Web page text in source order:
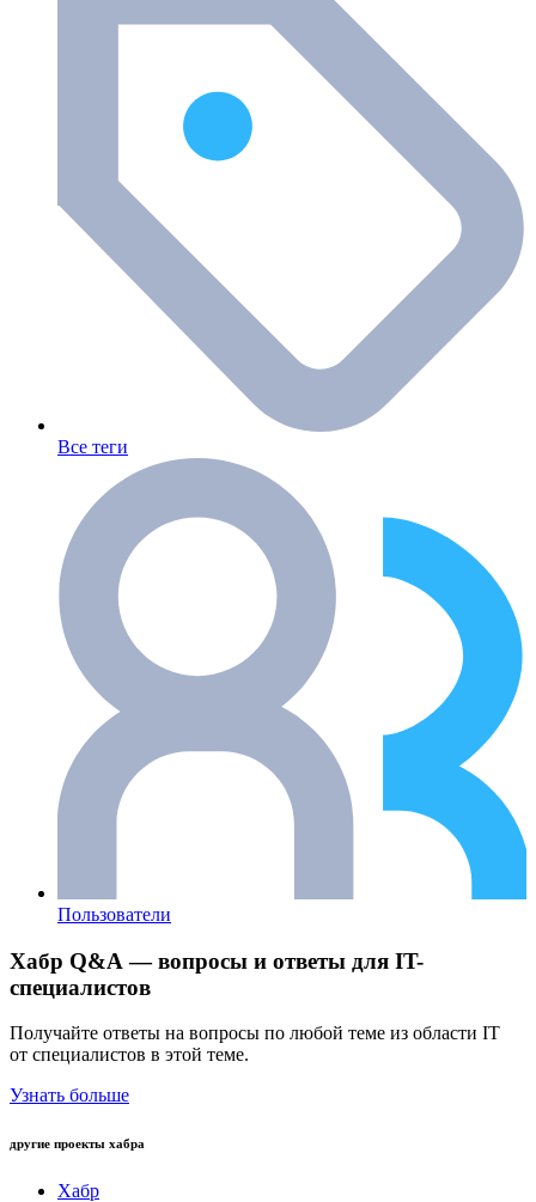
Все теги
Пользователи
Хабр Q&A — вопросы и ответы для IT-
специалистов
Получайте ответы на вопросы по любой теме из области IT
от специалистов в этой теме.
Узнать больше
другие проекты хабра
Хабр